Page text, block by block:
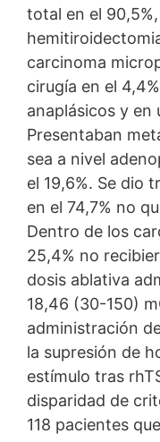
total en el
carcinoma
cirugía en el
anaplásicos y en
Presentaban
sea a nivel
el 19,6%. Se dio
en el 74,7% no
Dentro de los
25,4% no
dosis ablativa
18,46 (30-150)
administración
la supresión de
estímulo tras
disparidad de
118 pacientes